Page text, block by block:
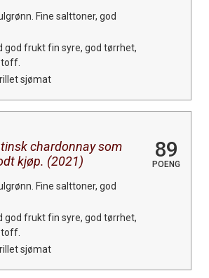
Fine salttoner, god
god frukt fin syre, god tørrhet,
sjømat
chardonnay som
kjøp. (2021)
89
POENG
Fine salttoner, god
god frukt fin syre, god tørrhet,
sjømat